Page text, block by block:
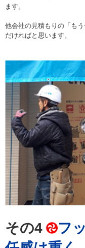
ます。
他会社の見積もりの「も
だければと思います。
その4
フ